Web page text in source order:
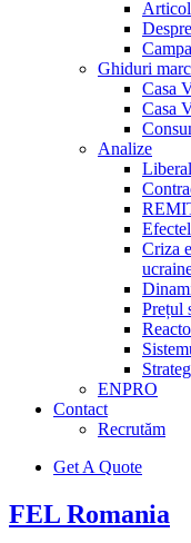
Ghiduri
Casa
Casa
Analize
Criza
Prețul
ENPRO
Contact
Recrutăm
Get A Quote
FEL Romania